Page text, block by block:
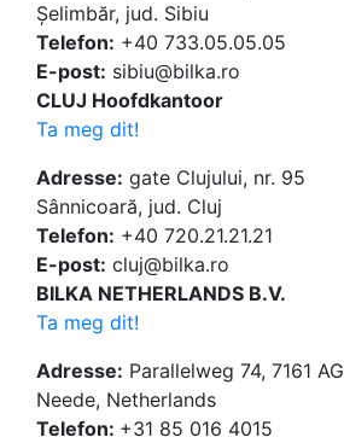
Șelimbăr, jud. Sibiu
Telefon: +40 733.05.05.05
E-post: sibiu@bilka.ro
CLUJ Hoofdkantoor
Ta meg dit!
Adresse: gate Clujului, nr. 95
Sânnicoară, jud. Cluj
Telefon: +40 720.21.21.21
E-post: cluj@bilka.ro
BILKA NETHERLANDS B.V.
Ta meg dit!
Adresse: Parallelweg 74, 7161 AG
Neede, Netherlands
Telefon: +31 85 016 4015